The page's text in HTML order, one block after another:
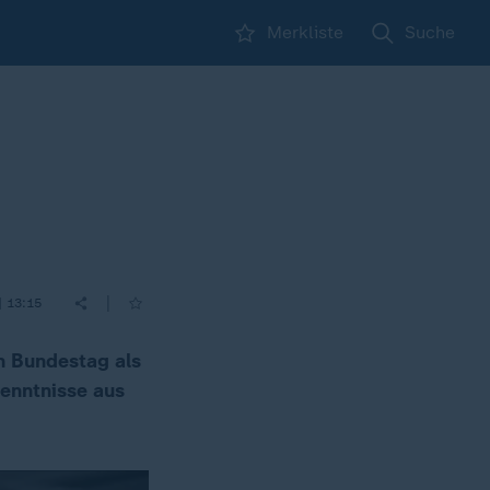
Merkliste Suche
13:15
Bundestag als
aus